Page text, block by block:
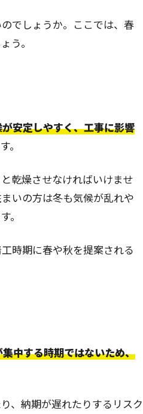
でしょうか。ここでは、春
う。
安定しやすく、工事に影響
。
乾燥させなければいけませ
いの方は冬も気候が乱れや
。
時期に春や秋を提案される
中する時期ではないため、
、納期が遅れたりするリスク